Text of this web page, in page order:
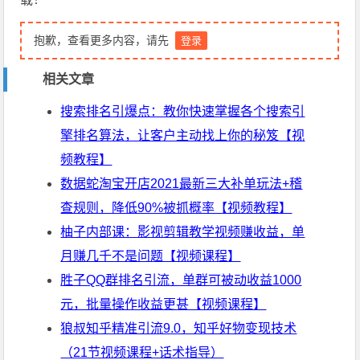
抱歉，查看更多内容，请先 登录
相关文章
搜索排名引爆点：教你快速掌握各个搜索引
擎排名算法，让客户主动找上你的秘笈【视
频教程】
数据蛇淘宝开店2021最新三大补单玩法+稽
查规则，降低90%被抓概率【视频教程】
柚子内部课：影视剪辑教学视频赚收益，单
月赚几千不是问题【视频课程】
胜子QQ群排名引流，单群可被动收益1000
元，批量操作收益更甚【视频课程】
狼叔知乎精准引流9.0，知乎好物变现技术
（21节视频课程+话术指导）